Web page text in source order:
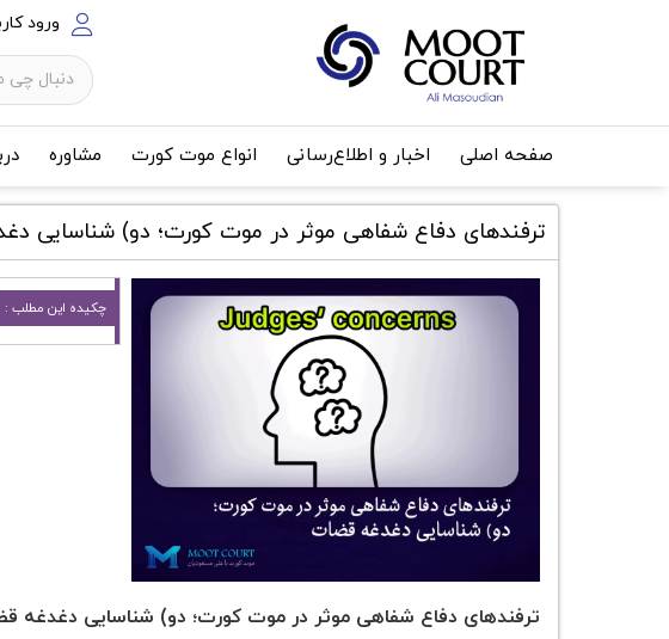
ورود
صفحه اصلی اخبار و اطلاع‌رسانی انواع موت کورت مشاوره
ترفند‌های دفاع شفاهی موثر در موت کورت؛ دو) شناسایی
چکیده این مطلب :
ترفند‌های دفاع شفاهی موثر در موت کورت؛ دو) شناسایی دغدغه